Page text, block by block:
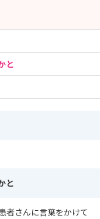
と
と
者さんに言葉をかけて